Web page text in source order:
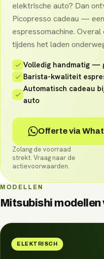
elektrische auto? Dan
Picopresso cadeau —
espressomachine.
tijdens het laden
Volledig handmatig —
Barista-kwaliteit
Automatisch cadeau
auto
Offerte via
Zolang de voorraad
strekt. Vraag naar de
actievoorwaarden.
MODELLEN
Mitsubishi modellen
ELEKTRISCH